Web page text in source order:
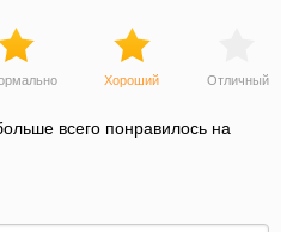
Хороший Отличный
всего понравилось на